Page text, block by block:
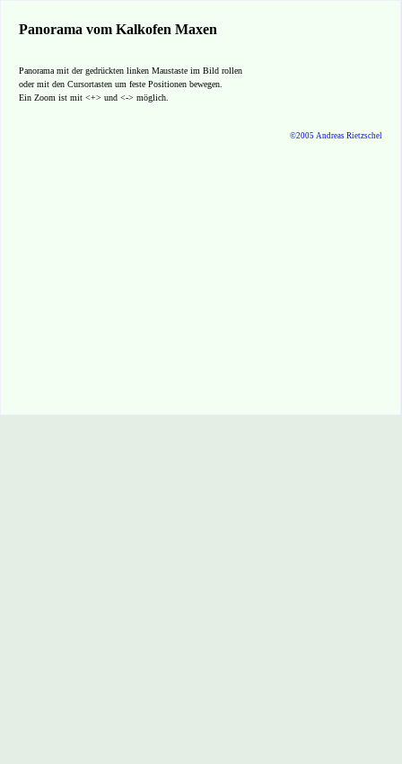
Panorama vom Kalkofen Maxen
Panorama mit der gedrückten linken Maustaste im Bild rollen
oder mit den Cursortasten um feste Positionen bewegen.
Ein Zoom ist mit <+> und <-> möglich.
©2005 Andreas Rietzschel